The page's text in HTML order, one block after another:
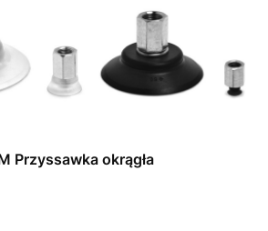
VTCF-0050S-M5M Przyssawka okrągła